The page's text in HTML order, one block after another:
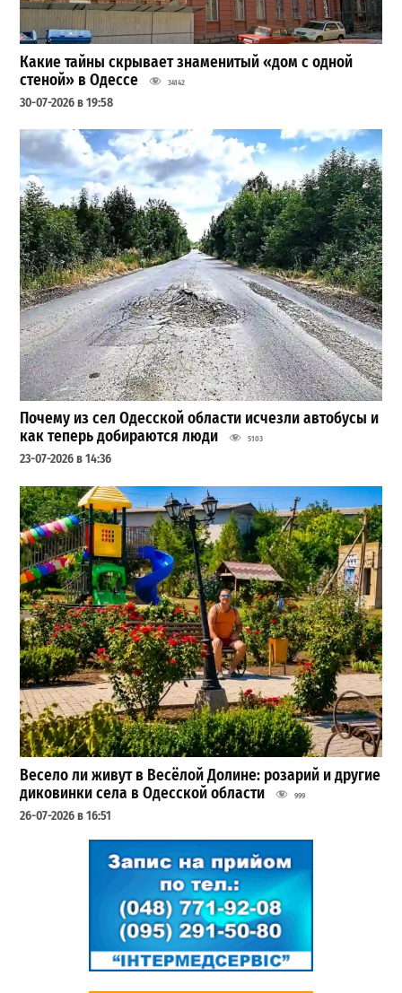
Какие тайны скрывает знаменитый «дом с одной
стеной» в Одессе
34142
30-07-2026 в 19:58
Почему из сел Одесской области исчезли автобусы и
как теперь добираются люди
5103
23-07-2026 в 14:36
Весело ли живут в Весёлой Долине: розарий и другие
диковинки села в Одесской области
999
26-07-2026 в 16:51